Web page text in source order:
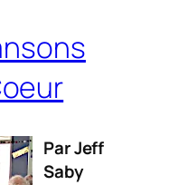
Par Jeff
Saby